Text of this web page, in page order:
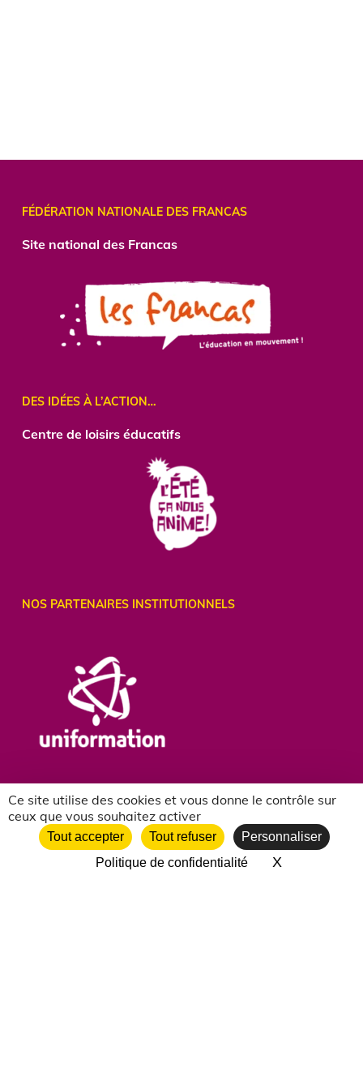
Ce site utilise des cookies et vous donne le contrôle sur
ceux que vous souhaitez activer
Tout accepter Tout refuser
Personnaliser
Politique de confidentialité
XMasquer le
FÉDÉRATION NATIONALE DES FRANCAS
Site national des Francas
DES IDÉES À L’ACTION…
Centrede loisirs éducatifs
NOS PARTENAIRES INSTITUTIONNELS
NOS PARTENAIRES ASSOCIATIFS